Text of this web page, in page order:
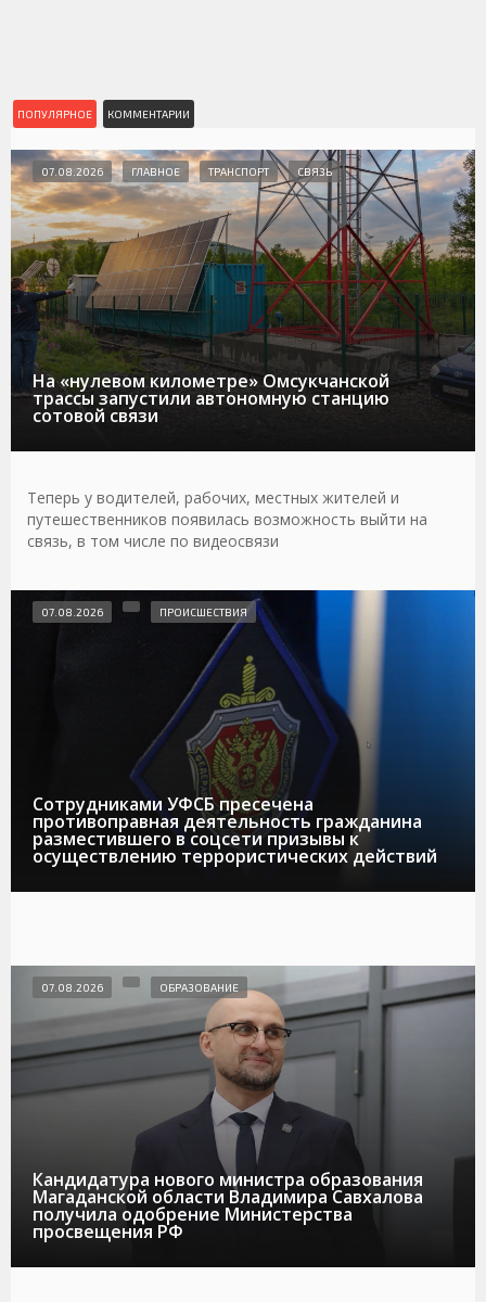
ПОПУЛЯРНОЕ КОММЕНТАРИИ
На «нулевом километре» Омсукчанской
трассы запустили автономную станцию
сотовой связи
07.08.2026 ГЛАВНОЕ ТРАНСПОРТ СВЯЗЬ
Теперь у водителей, рабочих, местных жителей и
путешественников появилась возможность выйти на
связь, в том числе по видеосвязи
Сотрудниками УФСБ пресечена
противоправная деятельность гражданина
разместившего в соцсети призывы к
осуществлению террористических действий
07.08.2026 ПРОИСШЕСТВИЯ
Кандидатура нового министра образования
Магаданской области Владимира Савхалова
получила одобрение Министерства
просвещения РФ
07.08.2026 ОБРАЗОВАНИЕ